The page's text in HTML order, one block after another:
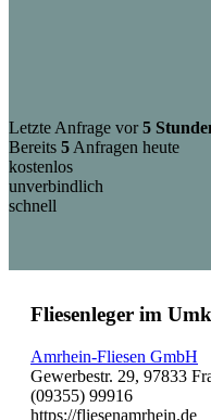
Letzte Anfrage vor5
Bereits 5 Anfragen heute
kostenlos
unverbindlich
schnell
Fliesenleger im
Amrhein-Fliesen GmbH
Gewerbestr. 29, 97833
(09355) 99916
https://fliesenamrhein.de